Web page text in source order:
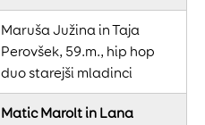
Maruša Južina in Taja
Perovšek, 59.m., hip hop
duo starejši mladinci
Matic Marolt in Lana